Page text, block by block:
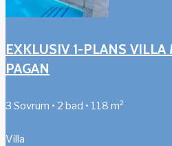
EXKLUSIV 1-PLANS
PAGAN
3 Sovrum • 2 bad • 118 m²
Villa